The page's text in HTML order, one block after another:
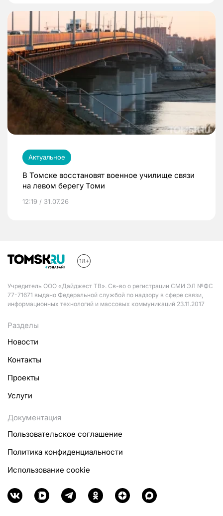
Актуальное
В Томске восстановят военное училище связи
на левом берегу Томи
12:19 / 31.07.26
Учредитель ООО «Дайджест ТВ». Св-во о регистрации СМИ ЭЛ №ФС
77-71671 выдано Федеральной службой по надзору в сфере связи,
информационных технологий и массовых коммуникаций 23.11.2017
Разделы
Новости
Контакты
Проекты
Услуги
Документация
Пользовательское соглашение
Политика конфиденциальности
Использование cookie